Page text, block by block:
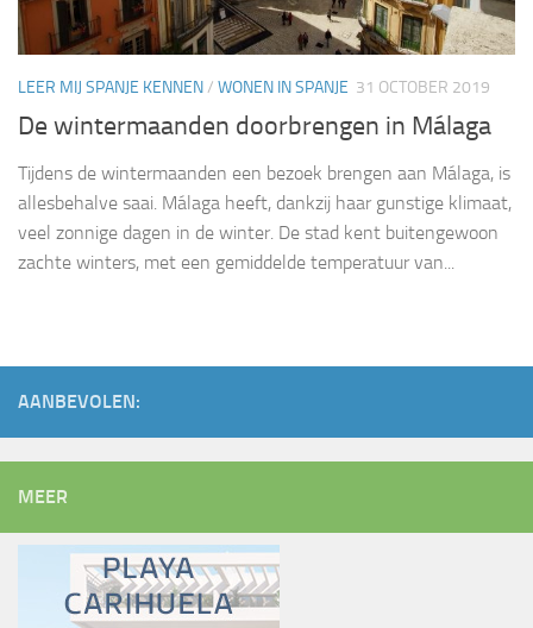
LEER MIJ SPANJE KENNEN/ WONEN IN SPANJE 31 OCTOBER 2019
De wintermaanden doorbrengen in Málaga
Tijdens de wintermaanden een bezoek brengen aan Málaga, is
allesbehalve saai. Málaga heeft, dankzij haar gunstige klimaat,
veel zonnige dagen in de winter. De stad kent buitengewoon
zachte winters, met een gemiddelde temperatuur van...
AANBEVOLEN:
MEER